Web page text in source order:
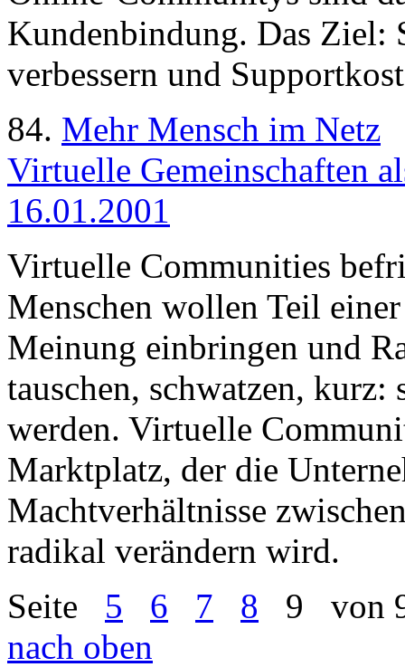
Kundenbindung. Das Ziel:
verbessern und
84. Mehr Mensch im Netz
Virtuelle Gemeinschaften
16.01.2001
Virtuelle Communities
Menschen wollen Teil
Meinung einbringen und
tauschen, schwatzen,
werden. Virtuelle
Marktplatz, der die
Machtverhältnisse
radikal verändern wird.
Seite 5 6 7 8 9 von
nach oben